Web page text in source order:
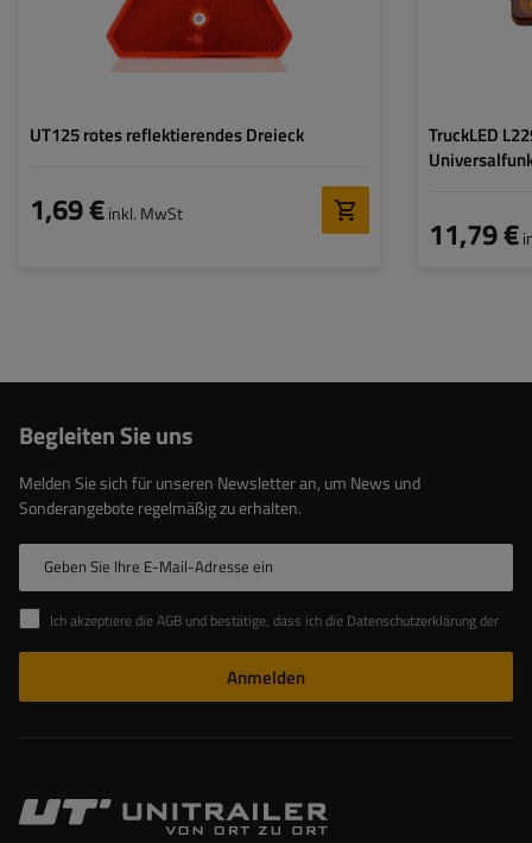
UT125 rotes reflektierendes Dreieck
1,69 €inkl. MwSt
TruckLED
11,79 €
Begleiten Sie uns
Melden Sie sich für unseren Newsletter an, um News und
Sonderangebote regelmäßig zu erhalten.
Geben Sie Ihre E-Mail-Adresse ein
Ich akzeptiere die AGB und bestätige, dass ich die Datenschutzerklärung der Website zur Kenntnis genommen habe
Anmelden